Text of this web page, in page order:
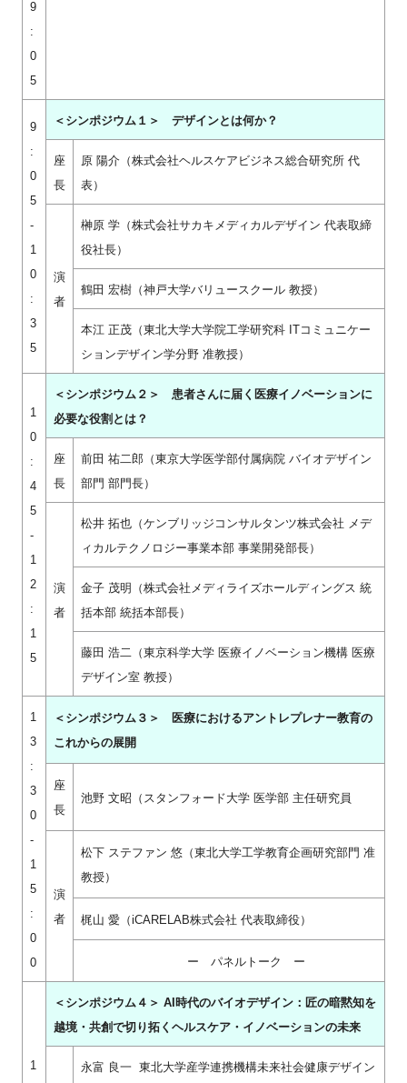
9
:
0
5
9
:
0
5
-
1
0
:
3
5
＜シンポジウム１＞ デザインとは何か？
座
長
原 陽介（株式会社ヘルスケアビジネス総合研究所 代
表）
演
者
榊原 学（株式会社サカキメディカルデザイン 代表取締
役社⻑）
鶴⽥ 宏樹（神戸大学バリュースクール 教授）
本江 正茂（東北⼤学⼤学院⼯学研究科 ITコミュニケー
ションデザイン学分野 准教授）
1
0
:
4
5
-
1
2
:
1
5
＜シンポジウム２＞ 患者さんに届く医療イノベーションに
必要な役割とは？
座
長
前⽥ 祐⼆郎（東京⼤学医学部付属病院 バイオデザイン
部門 部門長）
演
者
松井 拓也（ケンブリッジコンサルタンツ株式会社 メデ
ィカルテクノロジー事業本部 事業開発部⻑）
⾦⼦ 茂明（株式会社メディライズホールディングス 統
括本部 統括本部⻑）
藤⽥ 浩⼆（東京科学⼤学 医療イノベーション機構 医療
デザイン室 教授）
1
3
:
3
0
-
1
5
:
0
0
＜シンポジウム３＞ 医療におけるアントレプレナー教育の
これからの展開
座
長
池野 ⽂昭（スタンフォード⼤学 医学部 主任研究員
演
者
松下 ステファン 悠（東北⼤学⼯学教育企画研究部⾨ 准
教授）
梶⼭ 愛（iCARELAB株式会社 代表取締役）
ー パネルトーク ー
1
＜シンポジウム４＞ AI時代のバイオデザイン：匠の暗黙知を
越境・共創で切り拓くヘルスケア・イノベーションの未来
永富 良⼀ 東北⼤学産学連携機構未来社会健康デザイン